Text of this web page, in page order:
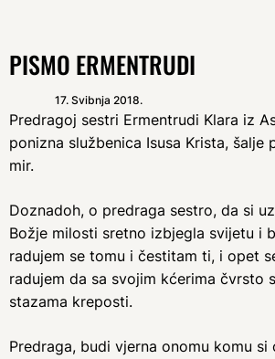
PISMO ERMENTRUDI
17. Svibnja 2018.
Predragoj sestri Ermentrudi Klara iz
ponizna službenica Isusa Krista, šalje
mir.
Doznadoh, o predraga sestro, da si
Božje milosti sretno izbjegla svijetu i
radujem se tomu i čestitam ti, i opet
radujem da sa svojim kćerima čvrsto
stazama kreposti.
Predraga, budi vjerna onomu komu si